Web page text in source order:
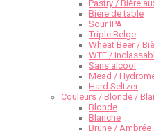
Pastry / Bière
Bière de table
Sour IPA
Triple Belge
Wheat Beer /
WTF /
Sans alcool
Mead /
Hard Seltzer
Couleurs / Blonde /
Blonde
Blanche
Brune / Ambrée